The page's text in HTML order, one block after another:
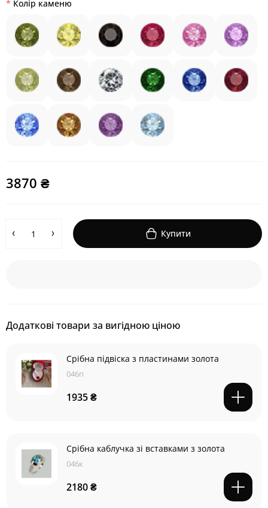
Колір каменю
3870 ₴
Купити
Додаткові товари за вигідною ціною
Срібна підвіска з пластинами золота
046п
1935 ₴
Срібна каблучка зі вставками з золота
046к
2180 ₴